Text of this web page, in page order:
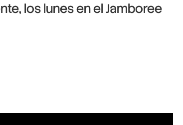
los lunes en el Jamboree